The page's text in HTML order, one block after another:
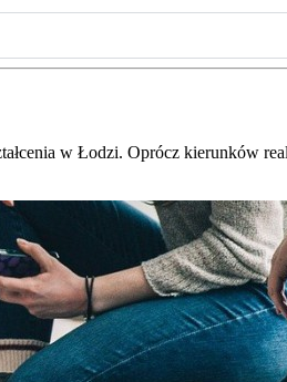
w Łodzi. Oprócz kierunków